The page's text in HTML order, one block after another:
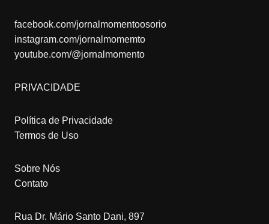
facebook.com/jornalmomentoosorio
instagram.com/jornalmomemto
youtube.com/@jornalmomento
PRIVACIDADE
Política de Privacidade
Termos de Uso
Sobre Nós
Contato
Rua Dr. Mário Santo Dani, 897